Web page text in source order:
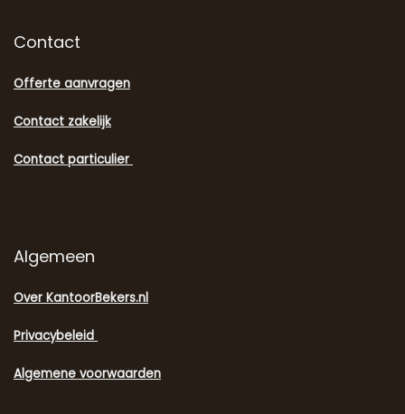
Contact
Offerte aanvragen
Contact zakelijk
Contact particulier
Algemeen
Over KantoorBekers.nl
Privacybeleid
Algemene voorwaarden